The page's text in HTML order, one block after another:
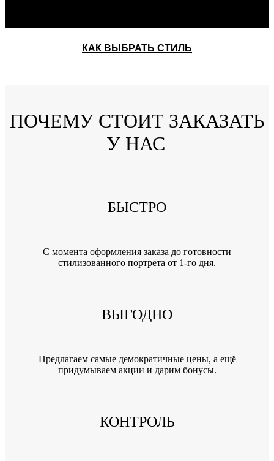
КАК ВЫБРАТЬ СТИЛЬ
ПОЧЕМУ СТОИТ ЗАКАЗАТЬ
У НАС
БЫСТРО
C момента оформления заказа до готовности
стилизованного портрета от 1-го дня.
ВЫГОДНО
Предлагаем самые демократичные цены, а ещё
придумываем акции и дарим бонусы.
КОНТРОЛЬ